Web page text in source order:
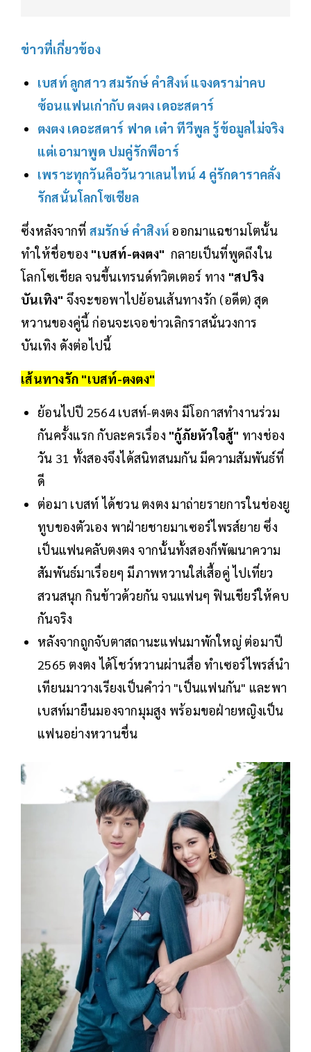
ข่าวที่เกี่ยวข้อง
เบสท์ ลูกสาว สมรักษ์ คำสิงห์ แจงดราม่าคบ
ซ้อนแฟนเก่ากับ ตงตง เดอะสตาร์
ตงตง เดอะสตาร์ ฟาด เต๋า ทีวีพูล รู้ข้อมูลไม่จริง
แต่เอามาพูด ปมคู่รักพีอาร์
เพราะทุกวันคือวันวาเลนไทน์ 4 คู่รักดาราคลั่ง
รักสนั่นโลกโซเชียล
ซึ่งหลังจากที่ สมรักษ์ คำสิงห์ ออกมาแฉชามโตนั้น
ทำให้ชื่อของ "เบสท์-ตงตง" กลายเป็นที่พูดถึงใน
โลกโซเชียล จนขึ้นเทรนด์ทวิตเตอร์ ทาง "สปริง
บันเทิง" จึงจะขอพาไปย้อนเส้นทางรัก (อดีต) สุด
หวานของคู่นี้ ก่อนจะเจอข่าวเลิกราสนั่นวงการ
บันเทิง ดังต่อไปนี้
เส้นทางรัก "เบสท์-ตงตง"
ย้อนไปปี 2564 เบสท์-ตงตง มีโอกาสทำงานร่วม
กันครั้งแรก กับละครเรื่อง "กู้ภัยหัวใจสู้" ทางช่อง
วัน 31 ทั้งสองจึงได้สนิทสนมกัน มีความสัมพันธ์ที่
ดี
ต่อมา เบสท์ ได้ชวน ตงตง มาถ่ายรายการในช่องยู
ทูบของตัวเอง พาฝ่ายชายมาเซอร์ไพรส์ยาย ซึ่ง
เป็นแฟนคลับตงตง จากนั้นทั้งสองก็พัฒนาความ
สัมพันธ์มาเรื่อยๆ มีภาพหวานใส่เสื้อคู่ ไปเที่ยว
สวนสนุก กินข้าวด้วยกัน จนแฟนๆ ฟินเชียร์ให้คบ
กันจริง
หลังจากถูกจับตาสถานะแฟนมาพักใหญ่ ต่อมาปี
2565 ตงตง ได้โชว์หวานผ่านสื่อ ทำเซอร์ไพรส์นำ
เทียนมาวางเรียงเป็นคำว่า "เป็นแฟนกัน" และพา
เบสท์มายืนมองจากมุมสูง พร้อมขอฝ่ายหญิงเป็น
แฟนอย่างหวานชื่น